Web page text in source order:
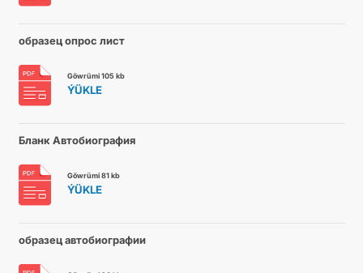
образец опрос лист
Göwrümi 105 kb
ÝÜKLE
Бланк Автобиография
Göwrümi 81 kb
ÝÜKLE
образец автобиографии